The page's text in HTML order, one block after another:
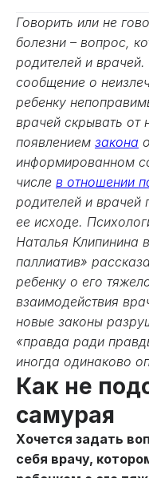
Говорить или не
болезни – вопрос,
родителей и
сообщение о
ребенку
врачей скрывать от
появлением закона
информированном
числе в отношении
родителей и врачей
ее исходе.
Наталья Клипинина
паллиатив»
ребенку о его
взаимодействия
новые законы
«правда ради
иногда одинаково
Как не
самурая
Хочется задать
себя врачу,